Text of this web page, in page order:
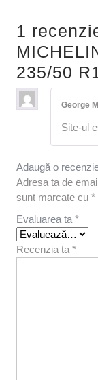
1
235/50
George
Site-ul
Adaugă o
Adresa ta de
sunt marcate cu *
Evaluarea ta *
Recenzia ta *